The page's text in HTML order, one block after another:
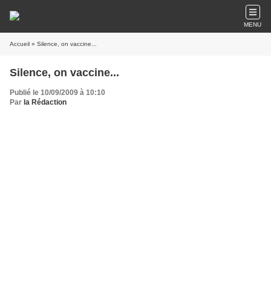
MENU
Accueil » Silence, on vaccine...
Silence, on vaccine...
Publié le 10/09/2009 à 10:10
Par la Rédaction